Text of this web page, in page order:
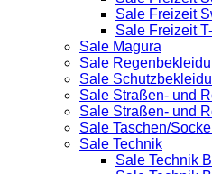
Sale Freizeit
Sale Freizeit
Sale Magura
Sale
Sale
Sale Straßen- und
Sale Straßen- und
Sale Taschen/
Sale Technik
Sale Technik